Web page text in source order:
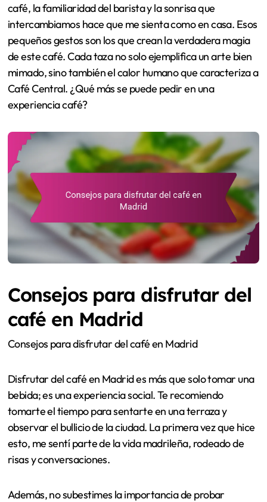
café, la familiaridad del barista y la sonrisa que
intercambiamos hace que me sienta como en casa. Esos
pequeños gestos son los que crean la verdadera magia
de este café. Cada taza no solo ejemplifica un arte bien
mimado, sino también el calor humano que caracteriza a
Café Central. ¿Qué más se puede pedir en una
experiencia café?
Consejos para disfrutar del
café en Madrid
Consejos para disfrutar del café en Madrid
Disfrutar del café en Madrid es más que solo tomar una
bebida; es una experiencia social. Te recomiendo
tomarte el tiempo para sentarte en una terraza y
observar el bullicio de la ciudad. La primera vez que hice
esto, me sentí parte de la vida madrileña, rodeado de
risas y conversaciones.
Además, no subestimes la importancia de probar